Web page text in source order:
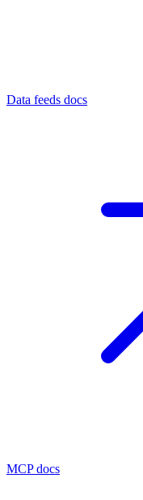
Data feeds docs
MCP docs